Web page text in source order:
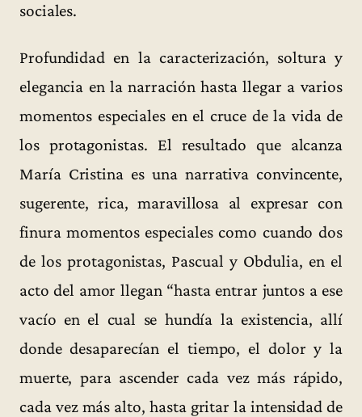
sociales.
Profundidad en la caracterización, soltura y
elegancia en la narración hasta llegar a varios
momentos especiales en el cruce de la vida de
los protagonistas. El resultado que alcanza
María Cristina es una narrativa convincente,
sugerente, rica, maravillosa al expresar con
finura momentos especiales como cuando dos
de los protagonistas, Pascual y Obdulia, en el
acto del amor llegan “hasta entrar juntos a ese
vacío en el cual se hundía la existencia, allí
donde desaparecían el tiempo, el dolor y la
muerte, para ascender cada vez más rápido,
cada vez más alto, hasta gritar la intensidad de